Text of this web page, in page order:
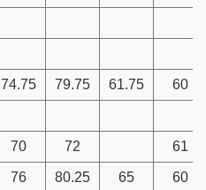
74.75 79.75 61.75 60
70 72 61
76 80.25 65 60